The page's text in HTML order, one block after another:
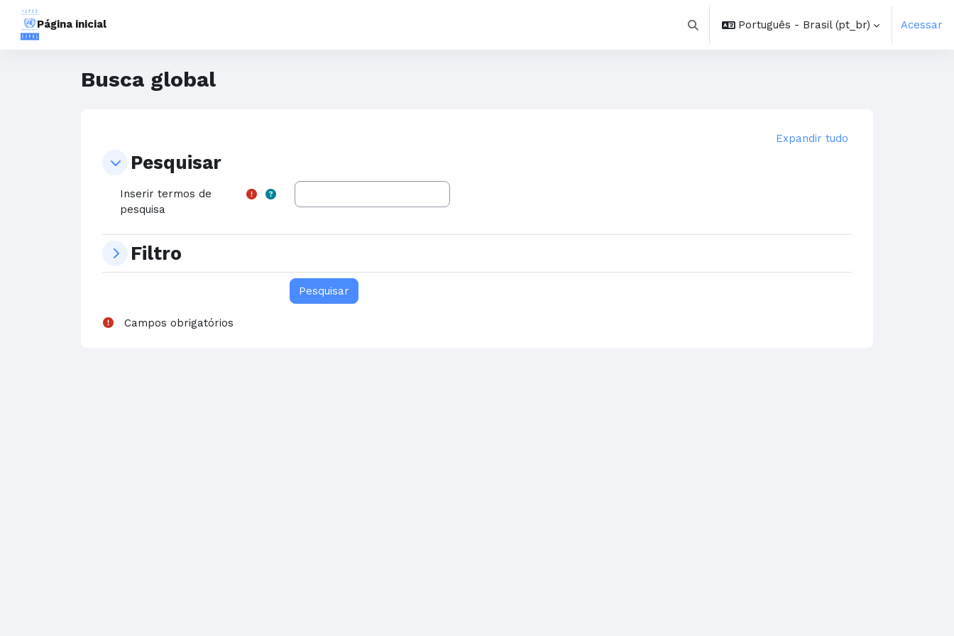
Ir para o conteúdo principal
Página inicial
Alternar entrada de pesquisa
Português - Brasil ‎(pt_br)‎ Acessar
Busca global
Expandir tudo
Pesquisar
PesquisarPesquisar
Inserir termos de
pesquisa
Filtro
Filtro Filtro
Campos obrigatórios